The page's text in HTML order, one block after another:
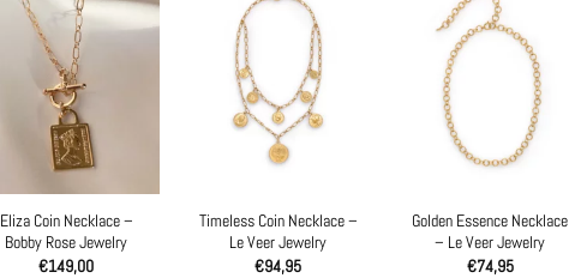
Eliza Coin Necklace –
Bobby Rose Jewelry
€149,00
Timeless Coin Necklace –
Le Veer Jewelry
€94,95
Golden Essence Necklace
– Le Veer Jewelry
€74,95